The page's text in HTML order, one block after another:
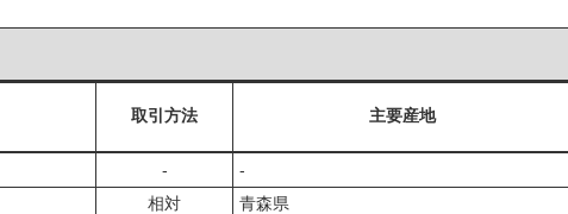
取引方法 主要産地
‐ ‐
相対 青森県